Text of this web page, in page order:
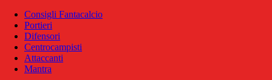
Consigli Fantacalcio
Portieri
Difensori
Centrocampisti
Attaccanti
Mantra